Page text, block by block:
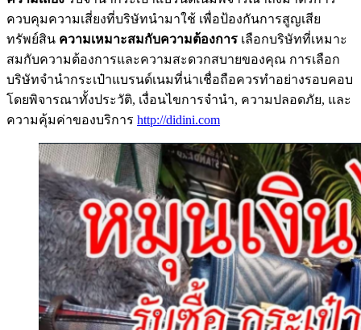
ควบคุมความเสี่ยงที่บริษัทนำมาใช้ เพื่อป้องกันการสูญเสีย
ทรัพย์สิน ความเหมาะสมกับความต้องการ เลือกบริษัทที่เหมาะ
สมกับความต้องการและความสะดวกสบายของคุณ การเลือก
บริษัทจำนำกระเป๋าแบรนด์เนมที่น่าเชื่อถือควรทำอย่างรอบคอบ
โดยพิจารณาทั้งประวัติ, เงื่อนไขการจำนำ, ความปลอดภัย, และ
ความคุ้มค่าของบริการ http://didini.com